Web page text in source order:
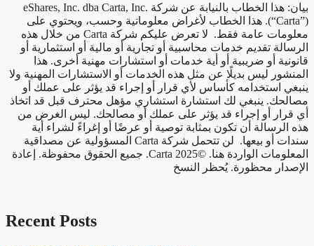
بيان: هذا الخطاب بالنيابة عن شركة eShares, Inc. dba Carta, Inc.
(“Carta”). هذا الخطاب لأغراض معلوماتية وحسب، ويحتوي على
معلومات عامة فقط. لا تعرض عليكم شركة Carta من خلال هذه
الرسالة تقديم خدمات محاسبية أو تجارية أو مالية أو استثمارية أو
قانونية أو ضريبية أو أية خدمات أو استشارات مهنية أخرى. هذا
المنشور ليس بديلًا عن مثل هذه الخدمات أو الاستشارات المهنية ولا
ينبغي استخدامه كأساس لأي قرار أو إجراء قد يؤثر على عملك أو
مصالحك. ينبغي لك استشارة استشاري مؤهل محترف قبل قد اتخاذ
أي قرار أو إجراء قد يؤثر على عملك أو مصالحك. ليس الغرض من
هذه الرسالة أن تكون بمثابة توصية أو عرضًا أو إغراءً لشراء أية
سندات أو بيعها. لن تتحمل شركة Carta المسؤولية عن مصداقية
المعلومات الواردة هنا. ©2025 Carta. جميع الحقوق محفوظة. إعادة
الإصدار محظورة. يُحظر النسخ
Recent Posts